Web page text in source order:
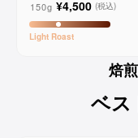
150g ¥4,500 (税込)
Light Roast
焙
ベス